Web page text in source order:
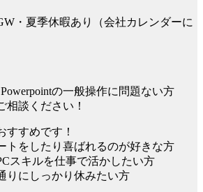
・夏季休暇あり（会社カレンダーに
の一般操作に問題ない方
談ください！
すめです！
トをしたり喜ばれるのが好きな方
スキルを仕事で活かしたい方
りにしっかり休みたい方